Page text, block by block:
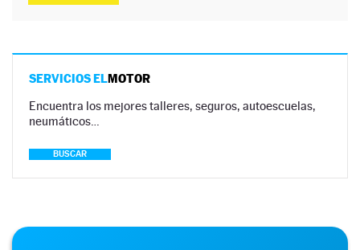
SERVICIOS ELMOTOR
Encuentra los mejores talleres, seguros, autoescuelas,
neumáticos…
BUSCAR